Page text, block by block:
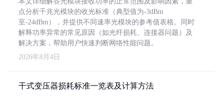
点分析千兆光模块的收光标准（典型值为-3dBm
至-24dBm），并提供不同速率光模块的参考值表格。同时
解释功率异常的常见原因（如光纤损耗、连接器问题）及
解决方案，帮助用户快速判断网络性能问题。
2026年8月4日
干式变压器损耗标准一览表及计算方法